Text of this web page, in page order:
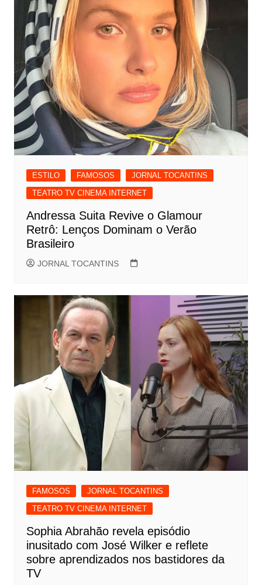
ESTILO FAMOSOS
JORNAL TOCANTINS
TEATRO TV CINEMA INTERNET
Andressa Suita Revive o Glamour
Retrô: Lenços Dominam o Verão
Brasileiro
JORNAL TOCANTINS
FAMOSOS
JORNAL TOCANTINS
TEATRO TV CINEMA INTERNET
Sophia Abrahão revela episódio
inusitado com José Wilker e reflete
sobre aprendizados nos bastidores da
TV